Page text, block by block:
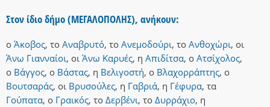
Στον ίδιο δήμο (ΜΕΓΑΛΟΠΟΛΗΣ), ανήκουν:
ο Άκοβος, το Αναβρυτό, το Ανεμοδούρι, το Ανθοχώρι, οι
Άνω Γιανναίοι, οι Άνω Καρυές, η Απιδίτσα, ο Ατσίχολος,
ο Βάγγος, ο Βάστας, η Βελιγοστή, ο Βλαχορράπτης, ο
Βουτσαράς, οι Βρυσούλες, η Γαβριά, η Γέφυρα, τα
Γούπατα, ο Γραικός, το Δερβένι, το Δυρράχιο, η